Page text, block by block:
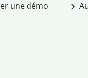
une démo